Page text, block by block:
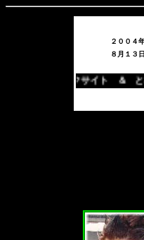
２００４
８月１３日
京ビックサイト ＆ となり